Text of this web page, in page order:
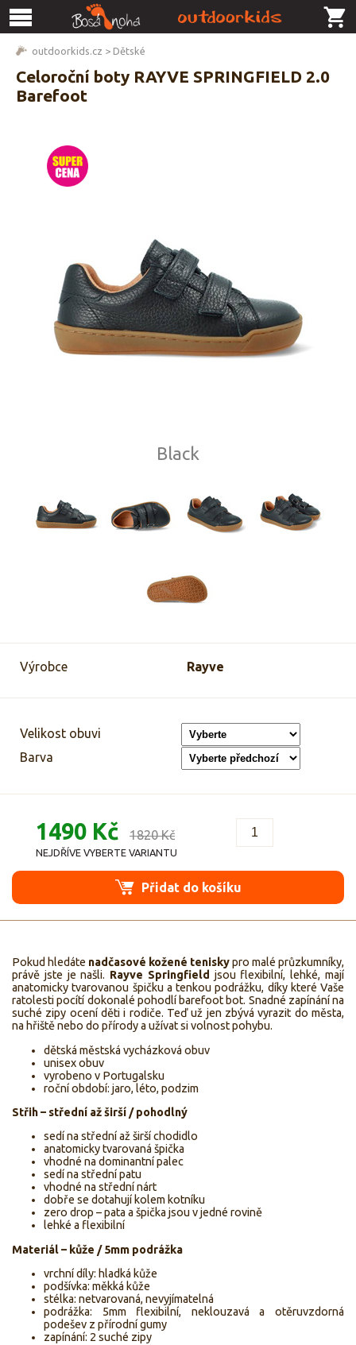
outdoorkids.cz > Dětské
Celoroční boty RAYVE SPRINGFIELD 2.0
Barefoot
Black
Výrobce Rayve
Velikost obuvi
Barva
1490 Kč 1820 Kč
NEJDŘÍVE VYBERTE VARIANTU
Přidat do košíku
Pokud hledáte nadčasové kožené teniskypro malé průzkumníky,
právě jste je našli. Rayve Springfield jsou flexibilní, lehké, mají
anatomicky tvarovanou špičku a tenkou podrážku, díky které Vaše
ratolesti pocítí dokonalé pohodlí barefoot bot. Snadné zapínání na
suché zipy ocení děti i rodiče. Teď už jen zbývá vyrazit do města,
na hřiště nebo do přírody a užívat si volnost pohybu.
dětská městská vycházková obuv
unisex obuv
vyrobeno v Portugalsku
roční období: jaro, léto, podzim
Střih – střední až širší / pohodlný
sedí na střední až širší chodidlo
anatomicky tvarovaná špička
vhodné na dominantní palec
sedí na střední patu
vhodné na střední nárt
dobře se dotahují kolem kotníku
zero drop – pata a špička jsou v jedné rovině
lehké a flexibilní
Materiál – kůže / 5mm podrážka
vrchní díly: hladká kůže
podšívka: měkká kůže
stélka: netvarovaná, nevyjímatelná
podrážka: 5mm flexibilní, neklouzavá a otěruvzdorná
podešev z přírodní gumy
zapínání: 2 suché zipy